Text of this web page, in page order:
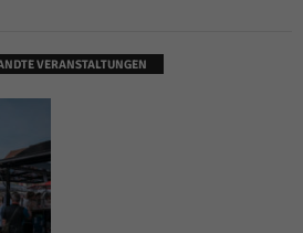
VERANSTALTUNGEN